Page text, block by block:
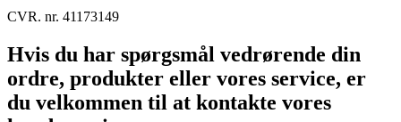
CVR. nr. 41173149
Hvis du har spørgsmål vedrørende din
ordre, produkter eller vores service, er
du velkommen til at kontakte vores